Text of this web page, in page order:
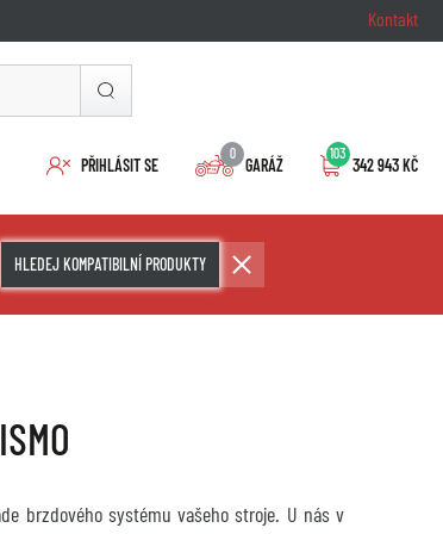
Kontakt
PŘIHLÁSIT SE
0
GARÁŽ
103
342 943 KČ
HLEDEJ KOMPATIBILNÍ PRODUKTY
brzdového systému vašeho stroje. U nás v